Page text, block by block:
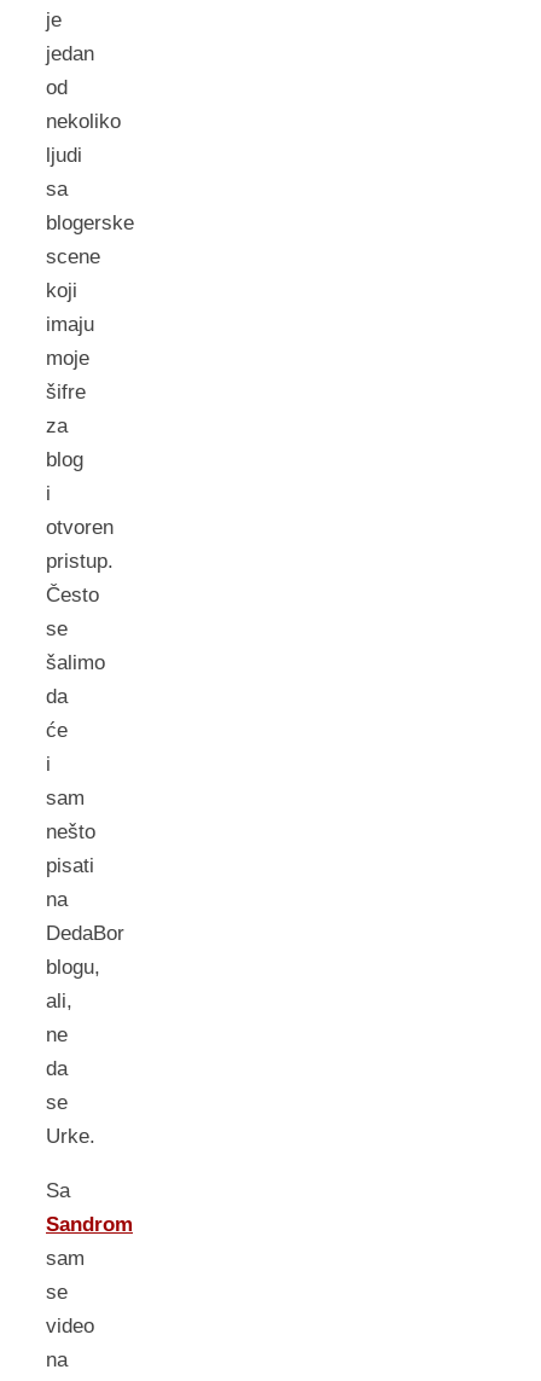
je
jedan
od
nekoliko
ljudi
sa
blogerske
scene
koji
imaju
moje
šifre
za
blog
i
otvoren
pristup.
Često
se
šalimo
da
će
i
sam
nešto
pisati
na
DedaBor
blogu,
ali,
ne
da
se
Urke.
Sa
Sandrom
sam
se
video
na